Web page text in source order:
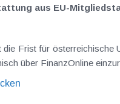
aus EU-
Frist für österreichische
über FinanzOnline